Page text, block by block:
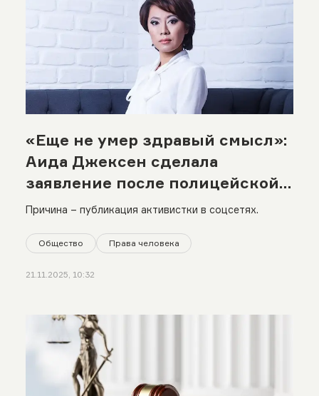
«Еще не умер здравый смысл»:
Аида Джексен сделала
заявление после полицейской
проверки
Причина – публикация активистки в соцсетях.
Общество Права человека
21.11.2025, 10:32